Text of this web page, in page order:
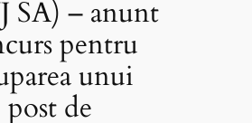
SA) – anunt
pentru
unui
post de